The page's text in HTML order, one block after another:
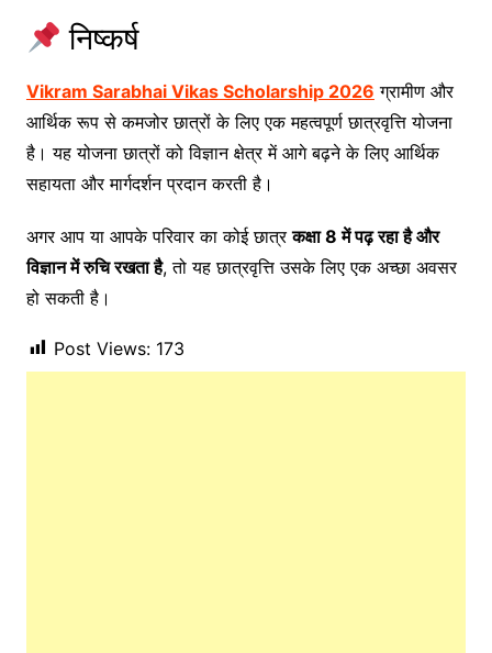
निष्कर्ष
Vikram Sarabhai Vikas Scholarship 2026 ग्रामीण और
आर्थिक रूप से कमजोर छात्रों के लिए एक महत्वपूर्ण छात्रवृत्ति योजना
है। यह योजना छात्रों को विज्ञान क्षेत्र में आगे बढ़ने के लिए आर्थिक
सहायता और मार्गदर्शन प्रदान करती है।
अगर आप या आपके परिवार का कोई छात्रकक्षा 8 में पढ़ रहा है और
विज्ञान में रुचि रखता है, तो यह छात्रवृत्ति उसके लिए एक अच्छा अवसर
हो सकती है।
Post Views: 173